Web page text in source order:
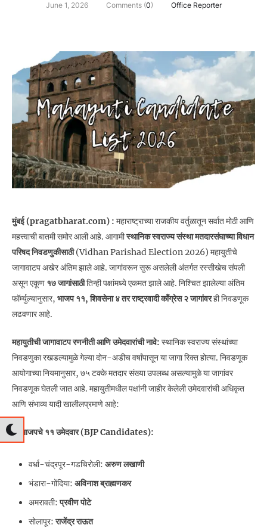
June 1, 2026 Comments (0) Office Reporter
मुंबई (pragatbharat.com) : महाराष्ट्राच्या राजकीय वर्तुळातून सर्वात मोठी आणि
महत्त्वाची बातमी समोर आली आहे. आगामीस्थानिक स्वराज्य संस्था मतदारसंघाच्या विधान
परिषद निवडणुकीसाठी(Vidhan Parishad Election 2026) महायुतीचे
जागावाटप अखेर अंतिम झाले आहे. जागांवरून सुरू असलेली अंतर्गत रस्सीखेच संपली
असून एकूण १७ जागांसाठीतिन्ही पक्षांमध्ये एकमत झाले आहे. निश्चित झालेल्या अंतिम
फॉर्म्युल्यानुसार, भाजप ११, शिवसेना ४ तर राष्ट्रवादी काँग्रेस २ जागांवरही निवडणूक
लढवणार आहे.
महायुतीची जागावाटप रणनीती आणि उमेदवारांची नावे: स्थानिक स्वराज्य संस्थांच्या
निवडणुका रखडल्यामुळे गेल्या दोन-अडीच वर्षांपासून या जागा रिक्त होत्या. निवडणूक
आयोगाच्या नियमानुसार, ७५ टक्के मतदार संख्या उपलब्ध असल्यामुळे या जागांवर
निवडणूक घेतली जात आहे. महायुतीमधील पक्षांनी जाहीर केलेली उमेदवारांची अधिकृत
आणि संभाव्य यादी खालीलप्रमाणे आहे:
१. भाजपचे ११ उमेदवार (BJP Candidates):
वर्धा-चंद्रपूर-गडचिरोली: अरुण लखाणी
भंडारा-गोंदिया: अविनाश ब्राह्मणकर
अमरावती:प्रवीण पोटे
सोलापूर:राजेंद्र राऊत